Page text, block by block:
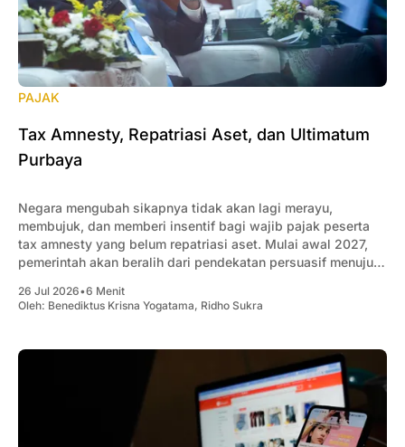
PAJAK
Tax Amnesty, Repatriasi Aset, dan Ultimatum
Purbaya
Negara mengubah sikapnya tidak akan lagi merayu,
membujuk, dan memberi insentif bagi wajib pajak peserta
tax amnesty yang belum repatriasi aset. Mulai awal 2027,
pemerintah akan beralih dari pendekatan persuasif menuju
26 Jul 2026•6 Menit
Oleh: Benediktus Krisna Yogatama, Ridho Sukra